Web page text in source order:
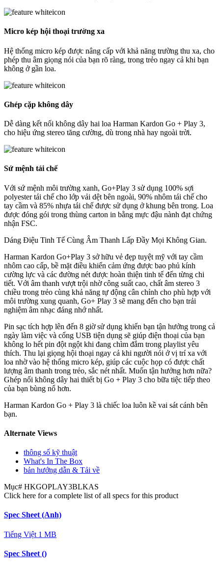
Micro kép hội thoại trường xa
Hệ thống micro kép được nâng cấp với khả năng trường thu xa, cho
phép thu âm giọng nói của bạn rõ ràng, trong trẻo ngay cả khi bạn
không ở gần loa.
Ghép cặp không dây
Dễ dàng kết nối không dây hai loa Harman Kardon Go + Play 3,
cho hiệu ứng stereo tăng cường, dù trong nhà hay ngoài trời.
Sứ mệnh tái chế
Với sứ mệnh môi trường xanh, Go+Play 3 sử dụng 100% sợi
polyester tái chế cho lớp vải dệt bên ngoài, 90% nhôm tái chế cho
tay cầm và 85% nhựa tái chế được sử dụng ở khung bên trong. Loa
được đóng gói trong thùng carton in bằng mực đậu nành đạt chứng
nhận FSC.
Dáng Điệu Tinh Tế Cùng Âm Thanh Lấp Đầy Mọi Không Gian.
Harman Kardon Go+Play 3 sở hữu vẻ đẹp tuyệt mỹ với tay cầm
nhôm cao cấp, bề mặt điều khiển cảm ứng được bao phủ kính
cường lực và các đường nét được hoàn thiện tinh tế đến từng chi
tiết. Với âm thanh vượt trội nhờ công suất cao, chất âm stereo 3
chiều trong trẻo cùng khả năng tự động cân chỉnh cho phù hợp với
môi trường xung quanh, Go+ Play 3 sẽ mang đến cho bạn trải
nghiệm âm nhạc đáng nhớ nhất.
Pin sạc tích hợp lên đến 8 giờ sử dụng khiến bạn tận hưởng trong cả
ngày làm việc và cổng USB tiện dụng sẽ giúp điện thoại của bạn
không lo hết pin đột ngột khi đang chìm đắm trong playlist yêu
thích. Thu lại giọng hội thoại ngay cả khi người nói ở vị trí xa với
loa nhờ vào hệ thống micro kép, giúp các cuộc họp có được chất
lượng âm thanh trong trẻo, sắc nét nhất. Muốn tận hưởng hơn nữa?
Ghép nối không dây hai thiết bị Go + Play 3 cho bữa tiệc tiếp theo
của bạn bùng nổ hơn.
Harman Kardon Go + Play 3 là chiếc loa luôn kề vai sát cánh bên
bạn.
Alternate Views
thông số kỹ thuật
What's In The Box
bản hướng dẫn & Tải về
Mục# HKGOPLAY3BLKAS
Click here for a complete list of all specs for this product
Spec Sheet (Anh)
Tiếng Việt 1 MB
Spec Sheet ()